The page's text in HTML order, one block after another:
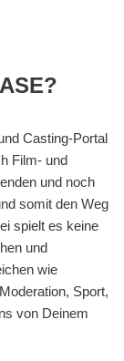
Casting-Portal
Film- und
und noch
somit den Weg
spielt es keine
und
wie
Sport,
von Deinem